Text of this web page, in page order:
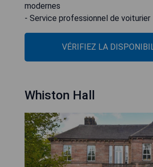
modernes
- Service professionnel de voiturier
VÉRIFIEZ LA
Whiston Hall